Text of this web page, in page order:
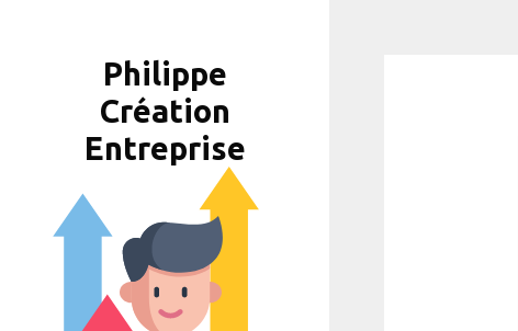
Philippe
Création
Entreprise